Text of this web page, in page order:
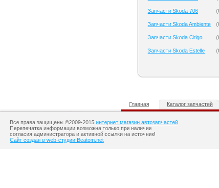
Запчасти Skoda 706 (
Запчасти Skoda Ambiente (
Запчасти Skoda Citigo (
Запчасти Skoda Estelle (
Главная Каталог запчастей
Все права защищены ©2009-2015 интернет магазин автозапчастей
Перепечатка информации возможна только при наличии
согласия администратора и активной ссылки на источник!
Сайт создан в web-студии Beatom.net